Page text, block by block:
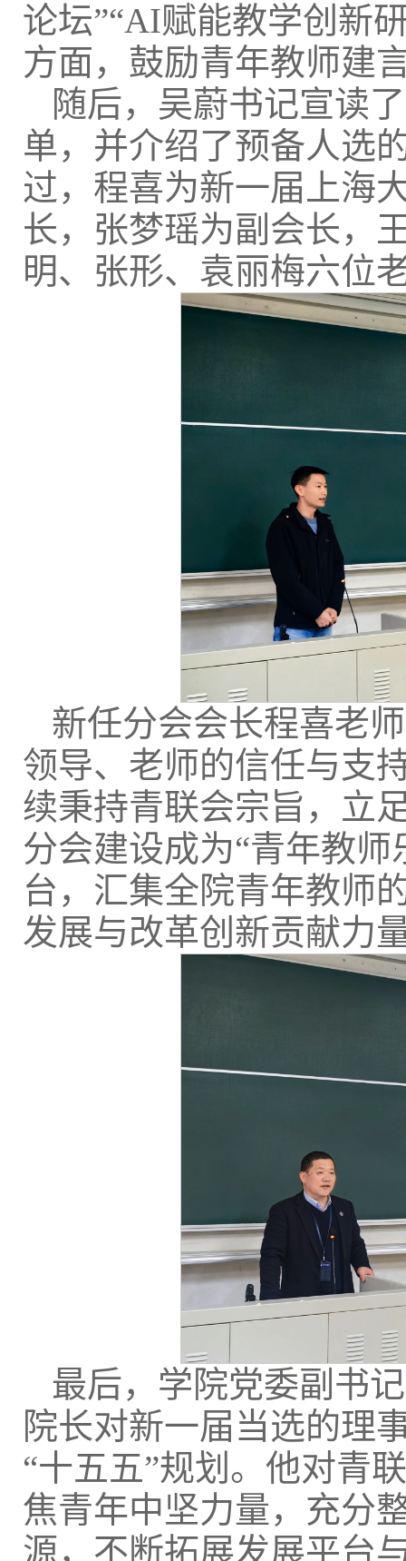
论坛”“AI赋能教学创新
方面，鼓励青年教师建
随后，吴蔚书记宣读
单，并介绍了预备人选
过，程喜为新一届上海
长，张梦瑶为副会长，
明、张形、袁丽梅六位
新任分会会长程喜老
领导、老师的信任与支
续秉持青联会宗旨，立
分会建设成为“青年教
台，汇集全院青年教师
发展与改革创新贡献力
最后，学院党委副书
院长对新一届当选的理
“十五五”规划。他对青
焦青年中坚力量，充分
源，不断拓展发展平台